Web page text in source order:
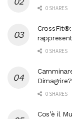
0 SHARES
CrossFit®:
0 SHARES
Dimagrire?
0 SHARES
Cos’è il